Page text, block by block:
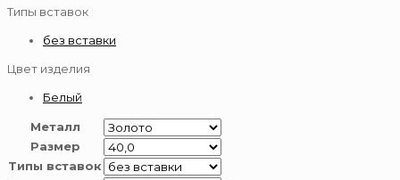
Типы вставок
без вставки
Цвет изделия
Белый
Металл
Размер
Типы вставок